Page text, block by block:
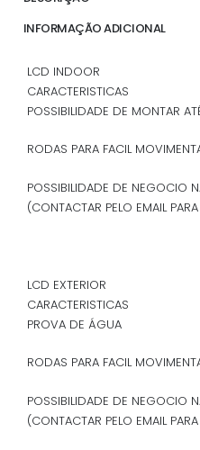
INFORMAÇÃO ADICIONAL
LCD INDOOR
CARACTERISTICAS
POSSIBILIDADE DE MONTAR
RODAS PARA FACIL
POSSIBILIDADE DE NEGOCIO
(CONTACTAR PELO EMAIL
LCD EXTERIOR
CARACTERISTICAS
PROVA DE ÁGUA
RODAS PARA FACIL
POSSIBILIDADE DE NEGOCIO
(CONTACTAR PELO EMAIL